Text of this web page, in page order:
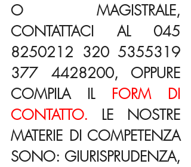
O MAGISTRALE,
CONTATTACI AL 045
8250212 320 5355319
377 4428200, OPPURE
COMPILA IL FORM DI
CONTATTO. LE NOSTRE
MATERIE DI COMPETENZA
SONO: GIURISPRUDENZA,